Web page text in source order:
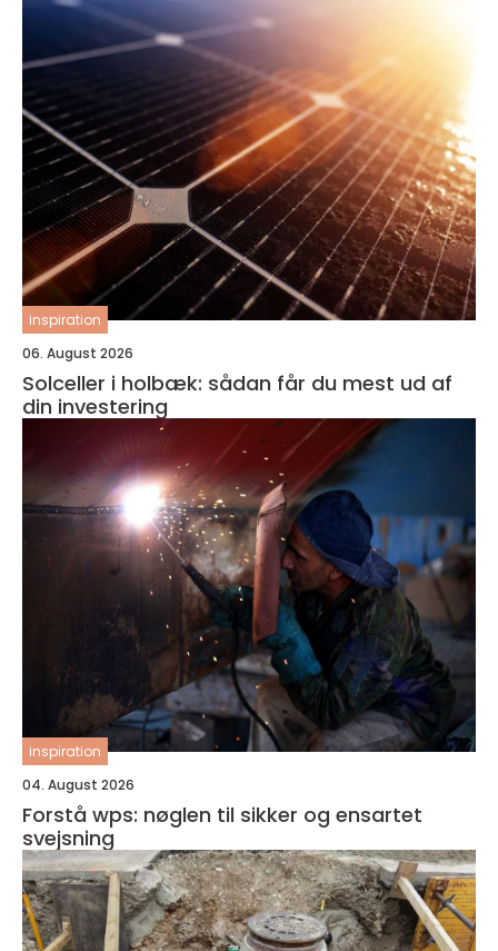
inspiration
06. August 2026
Solceller i holbæk: sådan får du mest ud af
din investering
inspiration
04. August 2026
Forstå wps: nøglen til sikker og ensartet
svejsning